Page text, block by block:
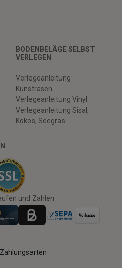
BODENBELÄGE SELBST
VERLEGEN
Verlegeanleitung
Kunstrasen
Verlegeanleitung Vinyl
Verlegeanleitung Sisal,
Kokos, Seegras
und Zahlen